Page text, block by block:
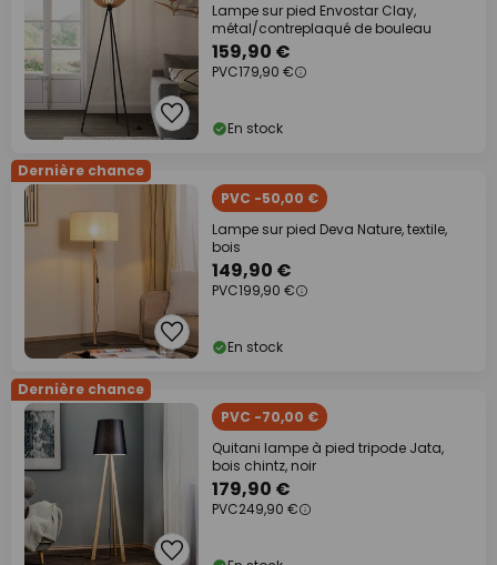
Lampe sur pied Envostar Clay,
métal/contreplaqué de bouleau
159,90 €
PVC179,90 €
En stock
Dernière chance
PVC -50,00 €
Lampe sur pied Deva Nature, textile,
bois
149,90 €
PVC199,90 €
En stock
Dernière chance
PVC -70,00 €
Quitani lampe à pied tripode Jata,
bois chintz, noir
179,90 €
PVC249,90 €